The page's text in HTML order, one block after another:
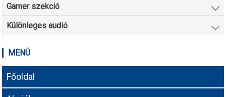
Gamer szekció
Különleges audió
MENÜ
Főoldal